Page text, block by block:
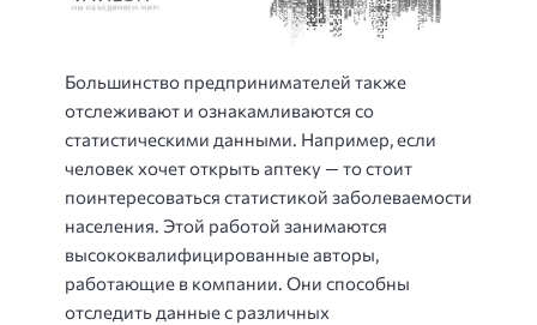
Большинство предпринимателей также
отслеживают и ознакамливаются со
статистическими данными. Например, если
человек хочет открыть аптеку — то стоит
поинтересоваться статистикой заболеваемости
населения. Этой работой занимаются
высококвалифицированные авторы,
работающие в компании. Они способны
отследить данные с различных